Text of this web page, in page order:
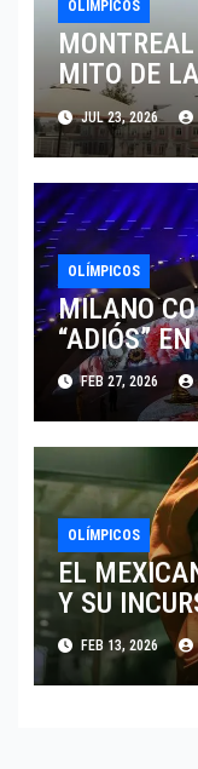
OLÍMPICOS
MITO DE
COMANECI
JUL 23, 2026
OLÍMPICOS
MILANO
“ADIÓS”
LEGADO
FEB 27, 2026
OLÍMPICOS
EL
Y SU
CALVIN
FEB 13, 2026